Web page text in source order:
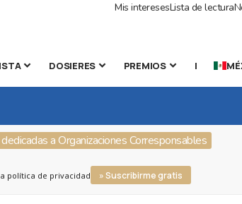
Mis interesesLista de lectura
DOSIERES PREMIOS |
a Organizaciones Corresponsables
política de privacidad » Suscribirme gratis